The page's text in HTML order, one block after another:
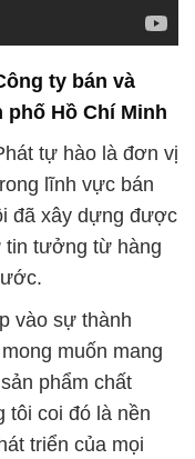
tự hào là đơn vị
lĩnh vực bán
đã xây dựng được
tin tưởng từ hàng
vào sự thành
muốn mang
phẩm chất
coi đó là nền
triển của mọi
đã củng cố vị
hóa chất công
với sự uy tín và